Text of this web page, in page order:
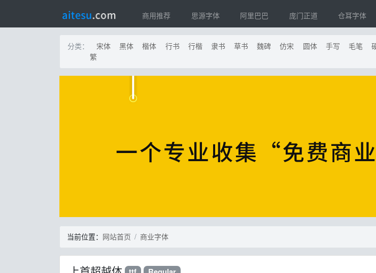
商用推荐 思源字体 阿里巴巴 庞门正道 仓耳字体
分类： 宋体 黑体 楷体 行书 行楷 隶书 草书 魏碑 仿宋 圆体 手写 毛笔
繁
当前位置： 网站首页 商业字体